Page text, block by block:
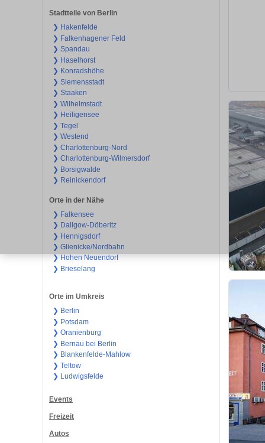
Stadtteile von Berlin
❯ Hakenfelde
❯ Falkenhagener Feld
❯ Spandau
❯ Haselhorst
❯ Konradshöhe
❯ Siemensstadt
❯ Staaken
❯ Wilhelmstadt
❯ Heiligensee
❯ Tegel
❯ Westend
❯ Charlottenburg-Nord
❯ Charlottenburg-Wilmersdorf
❯ Borsigwalde
❯ Reinickendorf
Orte in der Nähe
❯ Falkensee
❯ Dallgow-Döberitz
❯ Hennigsdorf
❯ Glienicke/Nordbahn
❯ Hohen Neuendorf
❯ Brieselang
Orte im Umkreis
❯ Berlin
❯ Potsdam
❯ Oranienburg
❯ Bernau bei Berlin
❯ Blankenfelde-Mahlow
❯ Teltow
❯ Ludwigsfelde
Events
Freizeit
Autos